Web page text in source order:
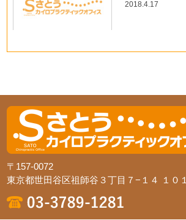
2018.4.17
〒157-0072
東京都世田谷区祖師谷３丁目７−１４ １０１